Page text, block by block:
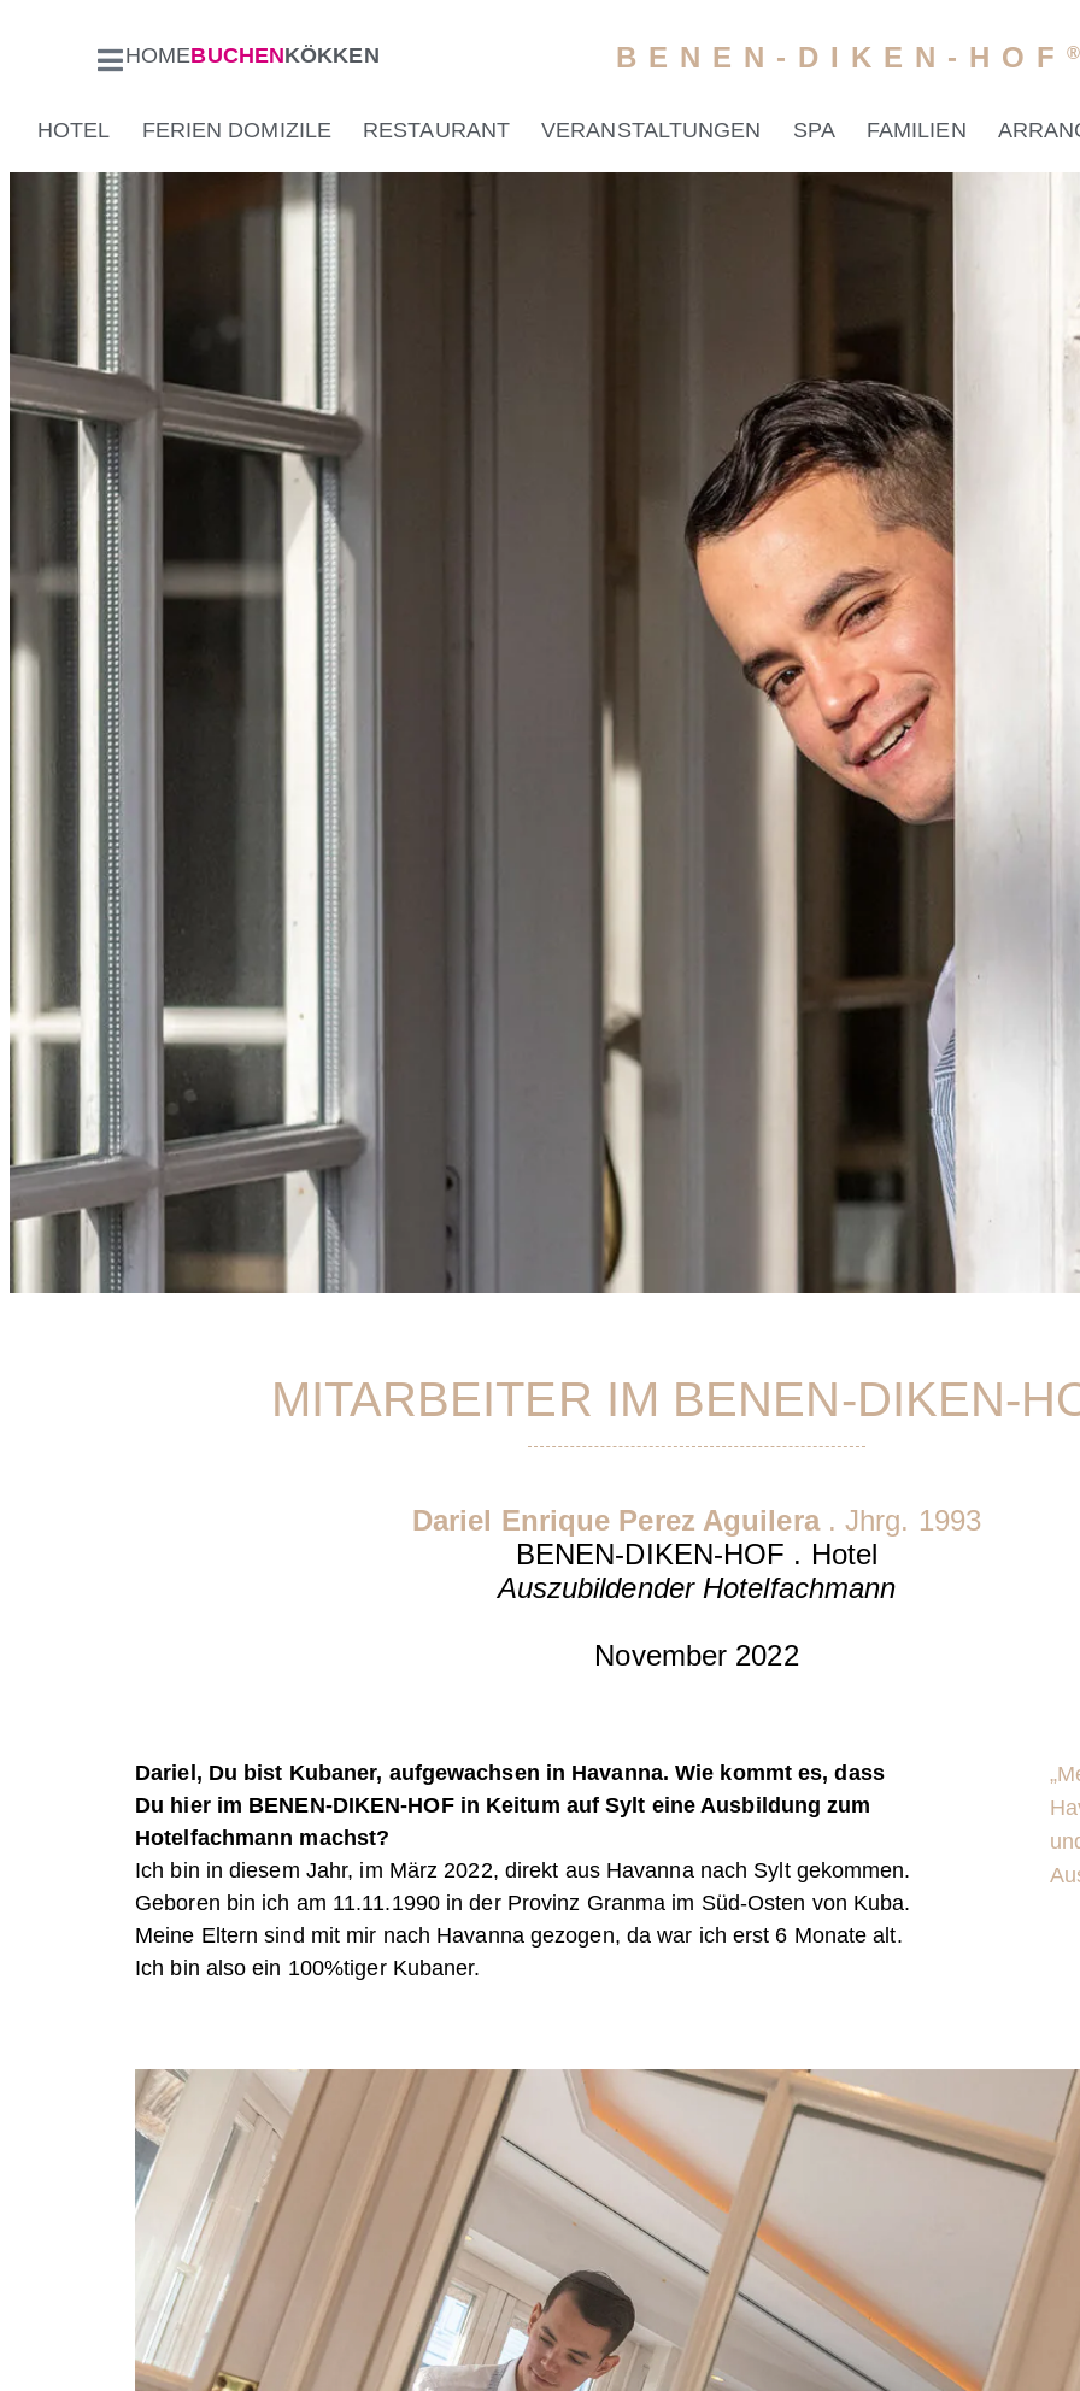
HOMEBUCHENKÖKKEN BENEN-DIKEN-HOF
HOTEL FERIEN DOMIZILE RESTAURANT VERANSTALTUNGEN SPA FAMILIEN
MITARBEITER IM BENEN-DIKEN-
Dariel Enrique Perez Aguilera. Jhrg. 1993
BENEN-DIKEN-HOF . Hotel
Auszubildender Hotelfachmann
November 2022
Dariel, Du bist Kubaner, aufgewachsen in Havanna. Wie kommt es, dass
Du hier im BENEN-DIKEN-HOF in Keitum auf Sylt eine Ausbildung zum
Hotelfachmann machst?
Ich bin in diesem Jahr, im März 2022, direkt aus Havanna nach Sylt gekommen.
Geboren bin ich am 11.11.1990 in der Provinz Granma im Süd-Osten von Kuba.
Meine Eltern sind mit mir nach Havanna gezogen, da war ich erst 6 Monate alt.
Ich bin also ein 100%tiger Kubaner.